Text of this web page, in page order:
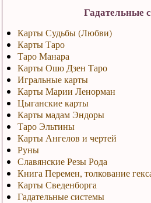
Гадательные
Карты Судьбы (Любви)
Карты Таро
Таро Манара
Карты Ошо Дзен Таро
Игральные карты
Карты Марии Ленорман
Цыганские карты
Карты мадам Эндоры
Таро Эльтины
Карты Ангелов и чертей
Руны
Славянские Резы Рода
Книга Перемен, толкование
Карты Сведенборга
Гадательные системы